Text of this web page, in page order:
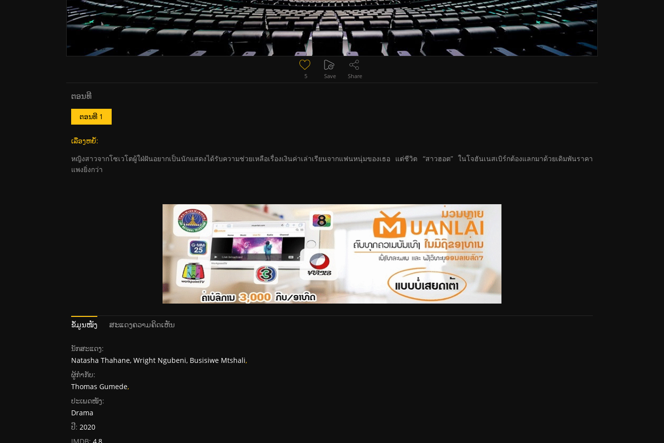
5 Save Share
ຕອນທີ
ຕອນທີ 1
ເລື່ອງຫຍໍ້:
หญิงสาวจากโซเวโตผู้ใฝ่ฝันอยากเป็นนักแสดงได้รับความช่วยเหลือเรื่องเงินค่าเล่าเรียนจากแฟนหนุ่มของเธอ แต่ชีวิต “สาวฮอต” ในโจฮันเนสเบิร์กต้องแลกมาด้วยเดิมพันราคา
แพงยิ่งกว่า
ຂໍ້ມູນໜັງ ສະແດງຄວາມຄິດເຫັນ
ນັກສະແດງ:
Natasha Thahane, Wright Ngubeni, Busisiwe Mtshali,
ຜູ້ກໍາກັບ:
Thomas Gumede,
ປະເພດໜັງ:
Drama
ປີ: 2020
IMDB: 4,8